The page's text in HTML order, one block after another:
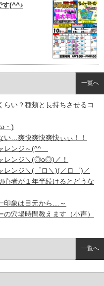
す(^^♪
一覧へ
らい？種類と長持ちさせるコ
・)
い…爽快爽快爽快ぃぃ！！
ンジ～(^^ゞ
レンジ＼(◎o◎)／！
ンジ＼(゜ロ＼)(／ロ゜)／
心者が１年半続けるとどうな
印象は目元から…～
穴場時間教えます（小声）
一覧へ